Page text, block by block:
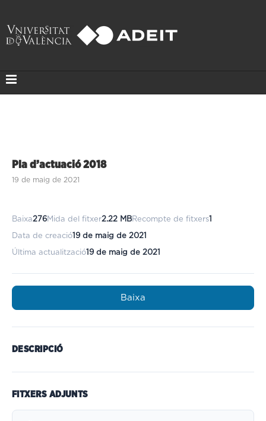
Pla d’actuació 2018
19 de maig de 2021
Baixa276Mida del fitxer2.22 MBRecompte de fitxers1
Data de creació19 de maig de 2021
Última actualització19 de maig de 2021
Baixa
DESCRIPCIÓ
FITXERS ADJUNTS